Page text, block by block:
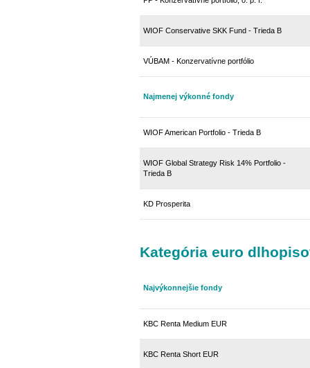
WIOF Conservative SKK Fund - Trieda B
VÚBAM - Konzervatívne portfólio
Najmenej výkonné fondy
WIOF American Portfolio - Trieda B
WIOF Global Strategy Risk 14% Portfolio -
Trieda B
KD Prosperita
Kategória euro
Najvýkonnejšie fondy
KBC Renta Medium EUR
KBC Renta Short EUR